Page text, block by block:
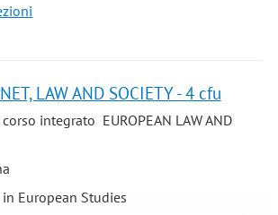
LAW AND SOCIETY - 4 cfu
integrato EUROPEAN LAW AND
in European Studies